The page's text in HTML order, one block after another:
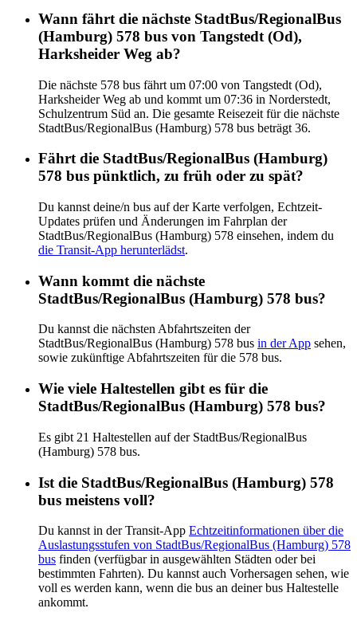
Wann fährt die nächste StadtBus/RegionalBus
(Hamburg) 578 bus von Tangstedt (Od),
Harksheider Weg ab?
Die nächste 578 bus fährt um 07:00 von Tangstedt (Od),
Harksheider Weg ab und kommt um 07:36 in Norderstedt,
Schulzentrum Süd an. Die gesamte Reisezeit für die nächste
StadtBus/RegionalBus (Hamburg) 578 bus beträgt 36.
Fährt die StadtBus/RegionalBus (Hamburg)
578 bus pünktlich, zu früh oder zu spät?
Du kannst deine/n bus auf der Karte verfolgen, Echtzeit-
Updates prüfen und Änderungen im Fahrplan der
StadtBus/RegionalBus (Hamburg) 578 einsehen, indem du
die Transit-App herunterlädst.
Wann kommt die nächste
StadtBus/RegionalBus (Hamburg) 578 bus?
Du kannst die nächsten Abfahrtszeiten der
StadtBus/RegionalBus (Hamburg) 578 bus in der App sehen,
sowie zukünftige Abfahrtszeiten für die 578 bus.
Wie viele Haltestellen gibt es für die
StadtBus/RegionalBus (Hamburg) 578 bus?
Es gibt 21 Haltestellen auf der StadtBus/RegionalBus
(Hamburg) 578 bus.
Ist die StadtBus/RegionalBus (Hamburg) 578
bus meistens voll?
Du kannst in der Transit-App Echtzeitinformationen über die
Auslastungsstufen von StadtBus/RegionalBus (Hamburg) 578
bus finden (verfügbar in ausgewählten Städten oder bei
bestimmten Fahrten). Du kannst auch Vorhersagen sehen, wie
voll es werden kann, wenn die bus an deiner bus Haltestelle
ankommt.